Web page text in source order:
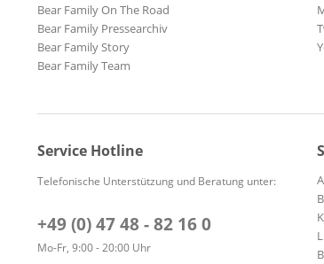
Bear Family On The Road
Bear Family Pressearchiv
Bear Family Story
Bear Family Team
Service Hotline
Telefonische Unterstützung und Beratung unter:
+49 (0) 47 48 - 82 16 0
Mo-Fr, 9:00 - 20:00 Uhr